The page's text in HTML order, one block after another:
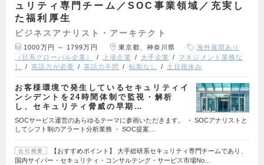
ュリティ専門チーム／SOC事業領域／充実し
た福利厚生
ビジネスアナリスト・アーキテクト
1000万円 ～ 1799万円 東京都、神奈川県
海外展開あり
（日系グローバル企業）
上場企業 大手企業
マネジメント業務な
し
英語力が必要 英語力不問 転勤なし 土日祝休み
お客様環境で発生しているセキュリティイ
ンシデントを24時間体制で監視・解析
し、セキュリティ脅威の早期…
SOCサービス運営のあらゆるテーマに参画いただきます。 ・ SOCアナリストと
してシフト制のアラート分析業務 ・ SOC提案…
会社概要
【おすすめポイント】 大手総研系セキュリティ専門チームであり、
国内サイバー・セキュリティ・コンサルテング・サービス市場No…